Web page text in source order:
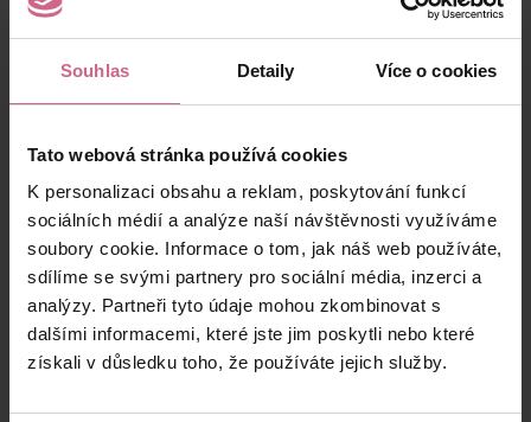
Souhlas Detaily Více o cookies
Tato webová stránka používá cookies
K personalizaci obsahu a reklam, poskytování funkcí
sociálních médií a analýze naší návštěvnosti využíváme
soubory cookie. Informace o tom, jak náš web používáte,
sdílíme se svými partnery pro sociální média, inzerci a
analýzy. Partneři tyto údaje mohou zkombinovat s
dalšími informacemi, které jste jim poskytli nebo které
získali v důsledku toho, že používáte jejich služby.
Aktuální výsledek
38 600,31 Kč
info
V případě, že sek těžbě připojíte až po jejím
(případně ztráty), kterou vám budeme